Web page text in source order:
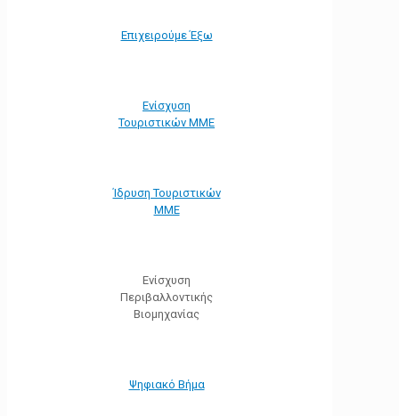
Επιχειρούμε Έξω
Ενίσχυση
Τουριστικών ΜΜΕ
Ίδρυση Τουριστικών
ΜΜΕ
Ενίσχυση
Περιβαλλοντικής
Βιομηχανίας
Ψηφιακό Βήμα